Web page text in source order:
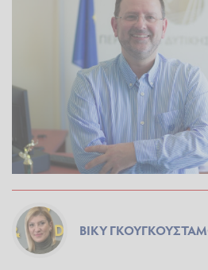
ΒΊΚΥ